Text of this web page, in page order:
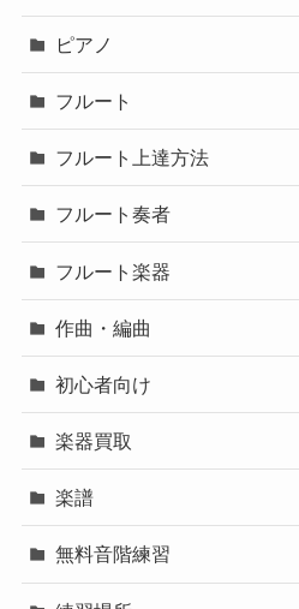
ピアノ
フルート
フルート上達方法
フルート奏者
フルート楽器
作曲・編曲
初心者向け
楽器買取
楽譜
無料音階練習